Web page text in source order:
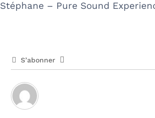
Stéphane – Pure Sound
S’abonner